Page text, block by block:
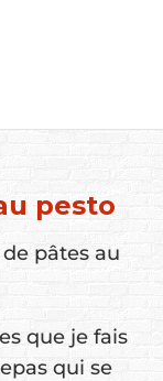
pesto
pâtes au
que je fais
qui se